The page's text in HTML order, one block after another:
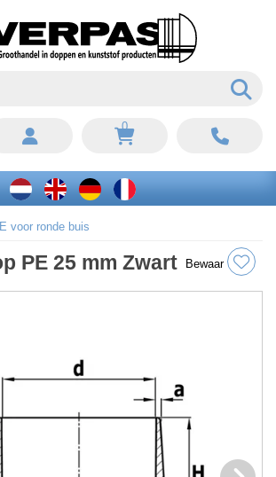
0
voor ronde buis
PE 25 mm Zwart Bewaar